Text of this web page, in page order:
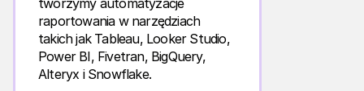
tworzymy automatyzacje
raportowania w narzędziach
takich jak Tableau, Looker Studio,
Power BI, Fivetran, BigQuery,
Alteryx i Snowflake.